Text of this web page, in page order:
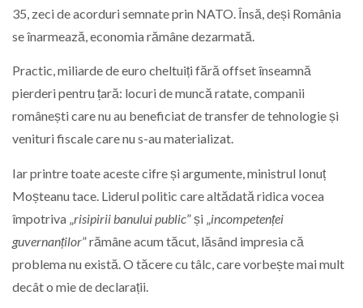
35, zeci de acorduri semnate prin NATO. Însă, deși România
se înarmează, economia rămâne dezarmată.
Practic, miliarde de euro cheltuiți fără offset înseamnă
pierderi pentru țară: locuri de muncă ratate, companii
românești care nu au beneficiat de transfer de tehnologie și
venituri fiscale care nu s-au materializat.
Iar printre toate aceste cifre și argumente, ministrul Ionuț
Moșteanu tace. Liderul politic care altădată ridica vocea
împotriva „risipirii banului public” și „incompetenței
guvernanților” rămâne acum tăcut, lăsând impresia că
problema nu există. O tăcere cu tâlc, care vorbește mai mult
decât o mie de declarații.